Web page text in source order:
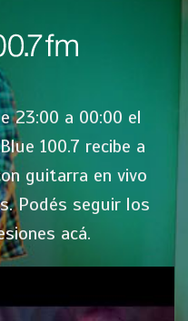
23:00 a 00:00 el
100.7 recibe a
guitarra en vivo
Podés seguir los
acá.